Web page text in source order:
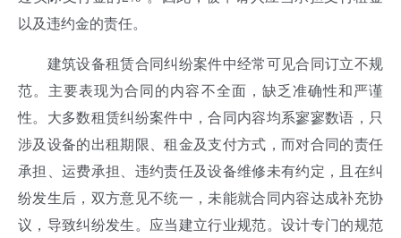
以及违约金的责任。
建筑设备租赁合同纠纷案件中经常可见合同订立不规
范。主要表现为合同的内容不全面，缺乏准确性和严谨
性。大多数租赁纠纷案件中，合同内容均系寥寥数语，只
涉及设备的出租期限、租金及支付方式，而对合同的责任
承担、运费承担、违约责任及设备维修未有约定，且在纠
纷发生后，双方意见不统一，未能就合同内容达成补充协
议，导致纠纷发生。应当建立行业规范。设计专门的规范